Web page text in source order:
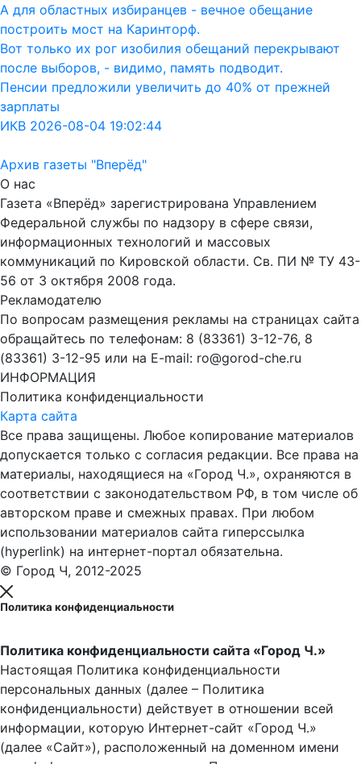
А для областных избиранцев - вечное обещание
построить мост на Каринторф.
Вот только их рог изобилия обещаний перекрывают
после выборов, - видимо, память подводит.
Пенсии предложили увеличить до 40% от прежней
зарплаты
ИКВ 2026-08-04 19:02:44
Архив газеты "Вперёд"
О нас
Газета «Вперёд» зарегистрирована Управлением
Федеральной службы по надзору в сфере связи,
информационных технологий и массовых
коммуникаций по Кировской области. Св. ПИ № ТУ 43-
56 от 3 октября 2008 года.
Рекламодателю
По вопросам размещения рекламы на страницах сайта
обращайтесь по телефонам: 8 (83361) 3-12-76, 8
(83361) 3-12-95 или на E-mail: ro@gorod-che.ru
ИНФОРМАЦИЯ
Политика конфиденциальности
Карта сайта
Все права защищены. Любое копирование материалов
допускается только с согласия редакции. Все права на
материалы, находящиеся на «Город Ч.», охраняются в
соответствии с законодательством РФ, в том числе об
авторском праве и смежных правах. При любом
использовании материалов сайта гиперссылка
(hyperlink) на интернет-портал обязательна.
© Город Ч, 2012-2025
Политика конфиденциальности
Политика конфиденциальности сайта «Город Ч.»
Настоящая Политика конфиденциальности
персональных данных (далее – Политика
конфиденциальности) действует в отношении всей
информации, которую Интернет-сайт «Город Ч.»
(далее «Сайт»), расположенный на доменном имени